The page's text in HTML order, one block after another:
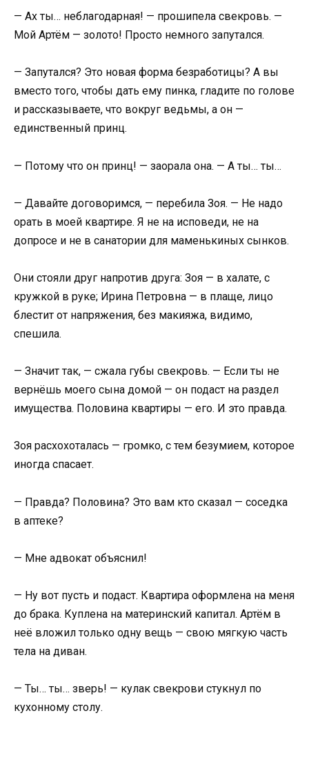
— Ах ты… неблагодарная! — прошипела свекровь. —
Мой Артём — золото! Просто немного запутался.
— Запутался? Это новая форма безработицы? А вы
вместо того, чтобы дать ему пинка, гладите по голове
и рассказываете, что вокруг ведьмы, а он —
единственный принц.
— Потому что он принц! — заорала она. — А ты… ты…
— Давайте договоримся, — перебила Зоя. — Не надо
орать в моей квартире. Я не на исповеди, не на
допросе и не в санатории для маменькиных сынков.
Они стояли друг напротив друга: Зоя — в халате, с
кружкой в руке; Ирина Петровна — в плаще, лицо
блестит от напряжения, без макияжа, видимо,
спешила.
— Значит так, — сжала губы свекровь. — Если ты не
вернёшь моего сына домой — он подаст на раздел
имущества. Половина квартиры — его. И это правда.
Зоя расхохоталась — громко, с тем безумием, которое
иногда спасает.
— Правда? Половина? Это вам кто сказал — соседка
в аптеке?
— Мне адвокат объяснил!
— Ну вот пусть и подаст. Квартира оформлена на меня
до брака. Куплена на материнский капитал. Артём в
неё вложил только одну вещь — свою мягкую часть
тела на диван.
— Ты… ты… зверь! — кулак свекрови стукнул по
кухонному столу.